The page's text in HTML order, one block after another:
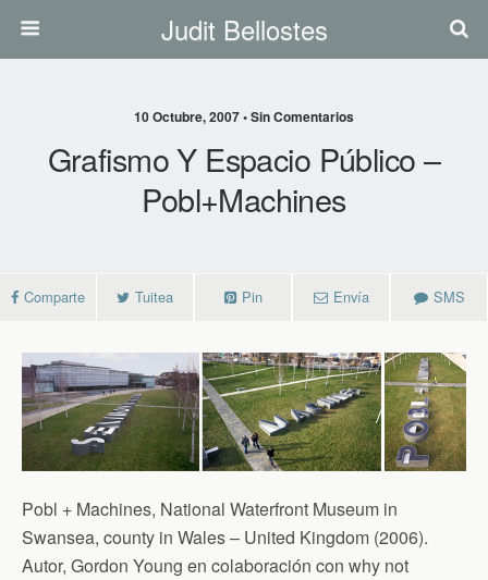
Judit Bellostes
10 Octubre, 2007 • Sin Comentarios
Grafismo Y Espacio Público –
Pobl+Machines
Comparte Tuitea Pin Envía SMS
Pobl + Machines, National Waterfront Museum in
Swansea, county in Wales – United Kingdom (2006).
Autor, Gordon Young en colaboración con why not